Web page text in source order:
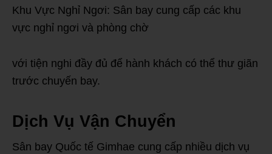
Khu Vực Nghỉ Ngơi: Sân bay cung cấp các khu
vực nghỉ ngơi và phòng chờ
với tiện nghi đầy đủ để hành khách có thể thư giãn
trước chuyến bay.
Dịch Vụ Vận Chuyển
Sân bay Quốc tế Gimhae cung cấp nhiều dịch vụ